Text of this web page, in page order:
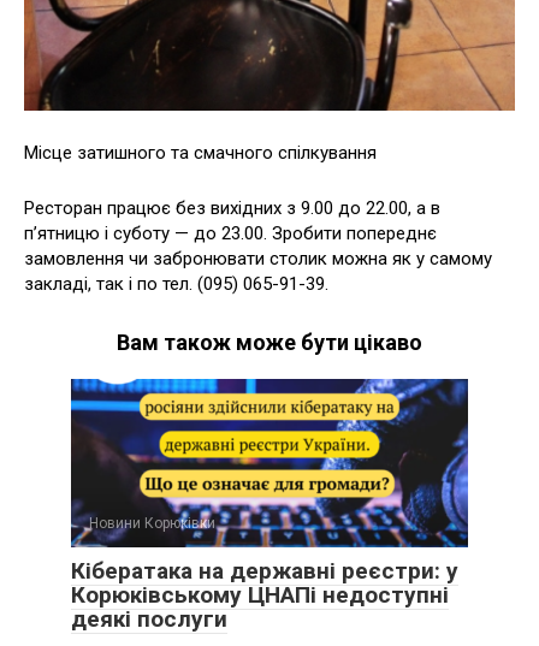
Місце затишного та смачного спілкування
Ресторан працює без вихідних з 9.00 до 22.00, а в
п’ятницю і суботу — до 23.00. Зробити попереднє
замовлення чи забронювати столик можна як у самому
закладі, так і по тел. (095) 065-91-39.
Вам також може бути цікаво
Новини Корюківки
Кібератака на державні реєстри: у
Корюківському ЦНАПі недоступні
деякі послуги